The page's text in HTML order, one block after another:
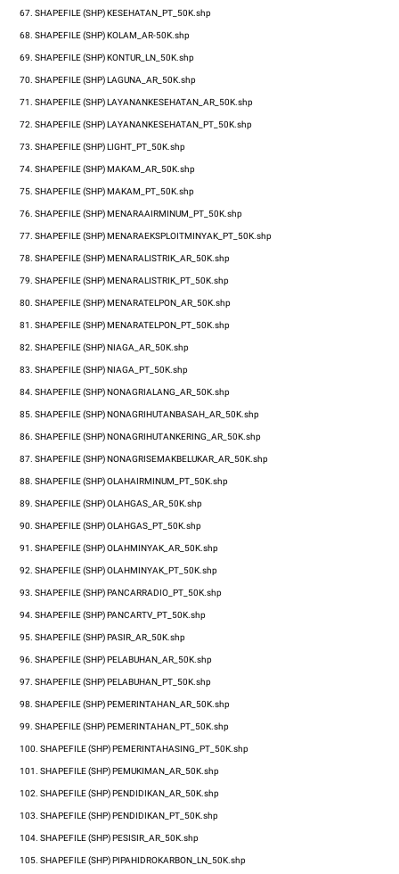
67. SHAPEFILE (SHP)KESEHATAN_PT_50K.shp
68. SHAPEFILE (SHP)KOLAM_AR-50K.shp
69. SHAPEFILE (SHP)KONTUR_LN_50K.shp
70. SHAPEFILE (SHP)LAGUNA_AR_50K.shp
71. SHAPEFILE (SHP)LAYANANKESEHATAN_AR_50K.shp
72. SHAPEFILE (SHP)LAYANANKESEHATAN_PT_50K.shp
73. SHAPEFILE (SHP)LIGHT_PT_50K.shp
74. SHAPEFILE (SHP)MAKAM_AR_50K.shp
75. SHAPEFILE (SHP)MAKAM_PT_50K.shp
76. SHAPEFILE (SHP)MENARAAIRMINUM_PT_50K.shp
77. SHAPEFILE (SHP)MENARAEKSPLOITMINYAK_PT_50K.shp
78. SHAPEFILE (SHP)MENARALISTRIK_AR_50K.shp
79. SHAPEFILE (SHP)MENARALISTRIK_PT_50K.shp
80. SHAPEFILE (SHP)MENARATELPON_AR_50K.shp
81. SHAPEFILE (SHP)MENARATELPON_PT_50K.shp
82. SHAPEFILE (SHP)NIAGA_AR_50K.shp
83. SHAPEFILE (SHP)NIAGA_PT_50K.shp
84. SHAPEFILE (SHP)NONAGRIALANG_AR_50K.shp
85. SHAPEFILE (SHP)NONAGRIHUTANBASAH_AR_50K.shp
86. SHAPEFILE (SHP)NONAGRIHUTANKERING_AR_50K.shp
87. SHAPEFILE (SHP)NONAGRISEMAKBELUKAR_AR_50K.shp
88. SHAPEFILE (SHP)OLAHAIRMINUM_PT_50K.shp
89. SHAPEFILE (SHP)OLAHGAS_AR_50K.shp
90. SHAPEFILE (SHP)OLAHGAS_PT_50K.shp
91. SHAPEFILE (SHP)OLAHMINYAK_AR_50K.shp
92. SHAPEFILE (SHP)OLAHMINYAK_PT_50K.shp
93. SHAPEFILE (SHP)PANCARRADIO_PT_50K.shp
94. SHAPEFILE (SHP)PANCARTV_PT_50K.shp
95. SHAPEFILE (SHP)PASIR_AR_50K.shp
96. SHAPEFILE (SHP)PELABUHAN_AR_50K.shp
97. SHAPEFILE (SHP)PELABUHAN_PT_50K.shp
98. SHAPEFILE (SHP)PEMERINTAHAN_AR_50K.shp
99. SHAPEFILE (SHP)PEMERINTAHAN_PT_50K.shp
100. SHAPEFILE (SHP)PEMERINTAHASING_PT_50K.shp
101. SHAPEFILE (SHP)PEMUKIMAN_AR_50K.shp
102. SHAPEFILE (SHP)PENDIDIKAN_AR_50K.shp
103. SHAPEFILE (SHP)PENDIDIKAN_PT_50K.shp
104. SHAPEFILE (SHP)PESISIR_AR_50K.shp
105. SHAPEFILE (SHP)PIPAHIDROKARBON_LN_50K.shp